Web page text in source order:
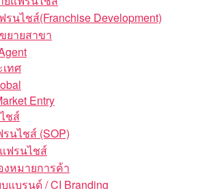
รนไชส์(Franchise Development)
ยายสาขา
ทศ
Entry
ชส์
นไชส์ (SOP)
ฟรนไชส์
งหมายการค้า
แบรนด์ / CI Branding